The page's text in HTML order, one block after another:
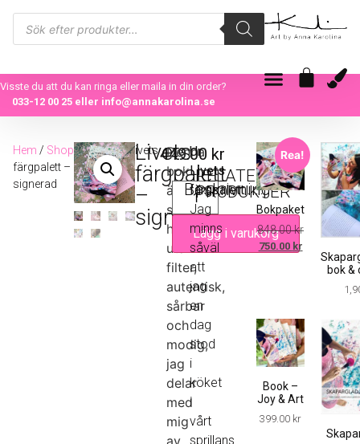
Visste du att du kan ringa eller maila in din order?
033-12 00 25eller info@annakarolina.se
Hem / Shop/Böcker/ Livets
färgpalett –
signerad
Livets
färgpalett
–
signerad
449.00 kr
Denna
bok
är
skriven
helt
utan
filter,
autentisk,
sårbar
och
modig,
jag
delar
med
mig
Lägg i varukorg
Beskrivning
Ur
Livets
färgpalett………
Jag
minns
såväl
att
jag
en
dag
stod
i
köket
i
vårt
sprillans
RELATERADE
PRODUKTER
Rea!
Bokpaket
848.00kr
750.00 kr
bok &
Book –
Joy & Art
399.00 kr